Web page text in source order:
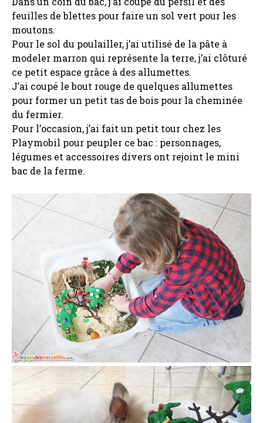
feuilles de blettes pour faire un sol vert pour les
moutons.
Pour le sol du poulailler, j’ai utilisé de la pâte à
modeler marron qui représente la terre, j’ai clôturé
ce petit espace grâce à des allumettes.
J’ai coupé le bout rouge de quelques allumettes
pour former un petit tas de bois pour la cheminée
du fermier.
Pour l’occasion, j’ai fait un petit tour chez les
Playmobil pour peupler ce bac : personnages,
légumes et accessoires divers ont rejoint le mini
bac de la ferme.